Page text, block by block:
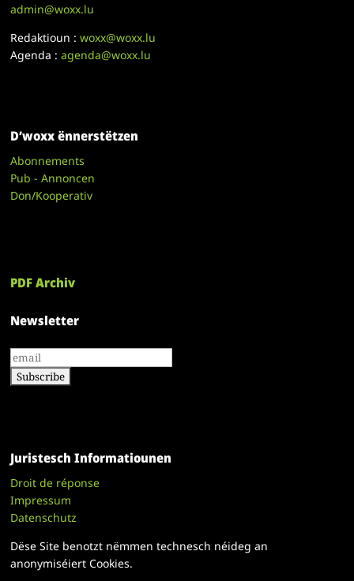
admin@woxx.lu
Redaktioun :woxx@woxx.lu
Agenda :agenda@woxx.lu
D’woxx ënnerstëtzen
Abonnements
Pub - Annoncen
Don/Kooperativ
PDF Archiv
Newsletter
Juristesch Informatiounen
Droit de réponse
Impressum
Datenschutz
Dëse Site benotzt nëmmen technesch néideg an
anonymiséiert Cookies.